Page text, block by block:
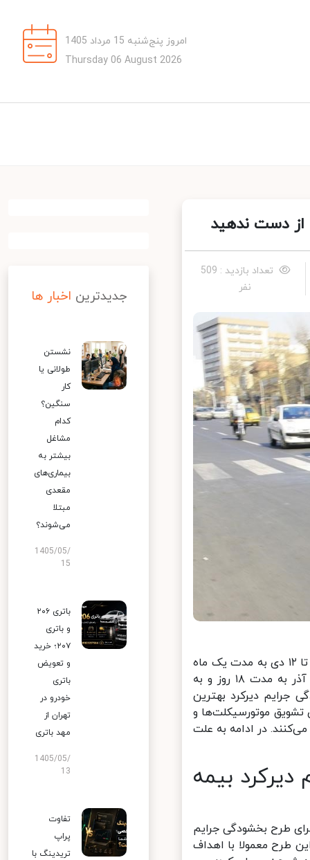
امروز پنج‌شنبه 15 مرداد 1405
Thursday 06 August 2026
دست ندهید
تعداد بازدید : 509
نفر
طرح بخشودگی جرایم دیرکرد بیمه شخص ثالث موتور در سال ۱۴۰۲ از ۱۳ آذر تا ۱۲ دی به مدت یک ماه
و برای سایر وسایل نقلیه نیز از دوشنبه ۱۳ آذر تا پایان روز پنج شنبه ۳۰ آذر به مدت ۱۸ روز و به
دیرکرد بهترین
موتورسیکلت‌ها و
در ادامه به علت
بیمه
طرح بخشودگی جرایم
طرح معمولا با اهداف
جدیدترین اخبار ها
نشستن
طولانی یا
کار
سنگین؟
کدام
مشاغل
بیشتر به
بیماری‌های
مقعدی
مبتلا
می‌شوند؟
1405/05/
15
باتری ۲۰۶
و باتری
۲۰۷؛ خرید
و تعویض
باتری
خودرو در
تهران از
مهد باتری
1405/05/
13
تفاوت
پراپ
تریدینگ با